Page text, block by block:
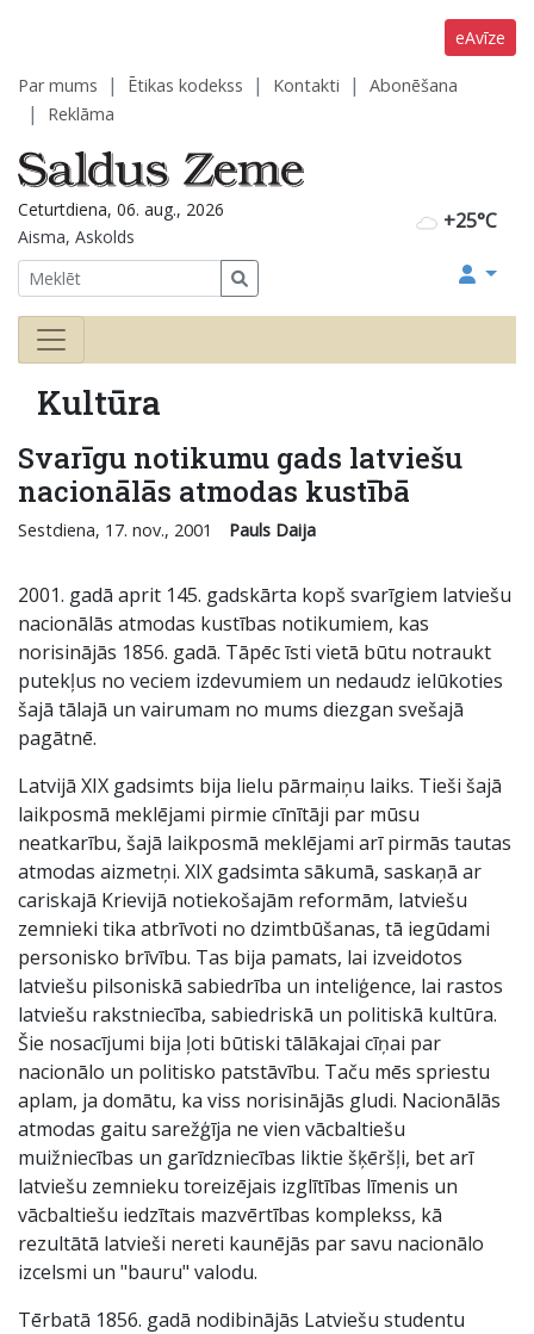
eAvīze
Par mums Ētikas kodekss Kontakti
Abonēšana
Reklāma
+25°C
Ceturtdiena, 06. aug., 2026
Aisma, Askolds
Kultūra
Svarīgu notikumu gads latviešu
nacionālās atmodas kustībā
Sestdiena, 17. nov., 2001 Pauls Daija
2001. gadā aprit 145. gadskārta kopš svarīgiem latviešu
nacionālās atmodas kustības notikumiem, kas
norisinājās 1856. gadā. Tāpēc īsti vietā būtu notraukt
putekļus no veciem izdevumiem un nedaudz ielūkoties
šajā tālajā un vairumam no mums diezgan svešajā
pagātnē.
Latvijā XIX gadsimts bija lielu pārmaiņu laiks. Tieši šajā
laikposmā meklējami pirmie cīnītāji par mūsu
neatkarību, šajā laikposmā meklējami arī pirmās tautas
atmodas aizmetņi. XIX gadsimta sākumā, saskaņā ar
cariskajā Krievijā notiekošajām reformām, latviešu
zemnieki tika atbrīvoti no dzimtbūšanas, tā iegūdami
personisko brīvību. Tas bija pamats, lai izveidotos
latviešu pilsoniskā sabiedrība un inteliģence, lai rastos
latviešu rakstniecība, sabiedriskā un politiskā kultūra.
Šie nosacījumi bija ļoti būtiski tālākajai cīņai par
nacionālo un politisko patstāvību. Taču mēs spriestu
aplam, ja domātu, ka viss norisinājās gludi. Nacionālās
atmodas gaitu sarežģīja ne vien vācbaltiešu
muižniecības un garīdzniecības liktie šķēršļi, bet arī
latviešu zemnieku toreizējais izglītības līmenis un
vācbaltiešu iedzītais mazvērtības komplekss, kā
rezultātā latvieši nereti kaunējās par savu nacionālo
izcelsmi un "bauru" valodu.
Tērbatā 1856. gadā nodibinājās Latviešu studentu